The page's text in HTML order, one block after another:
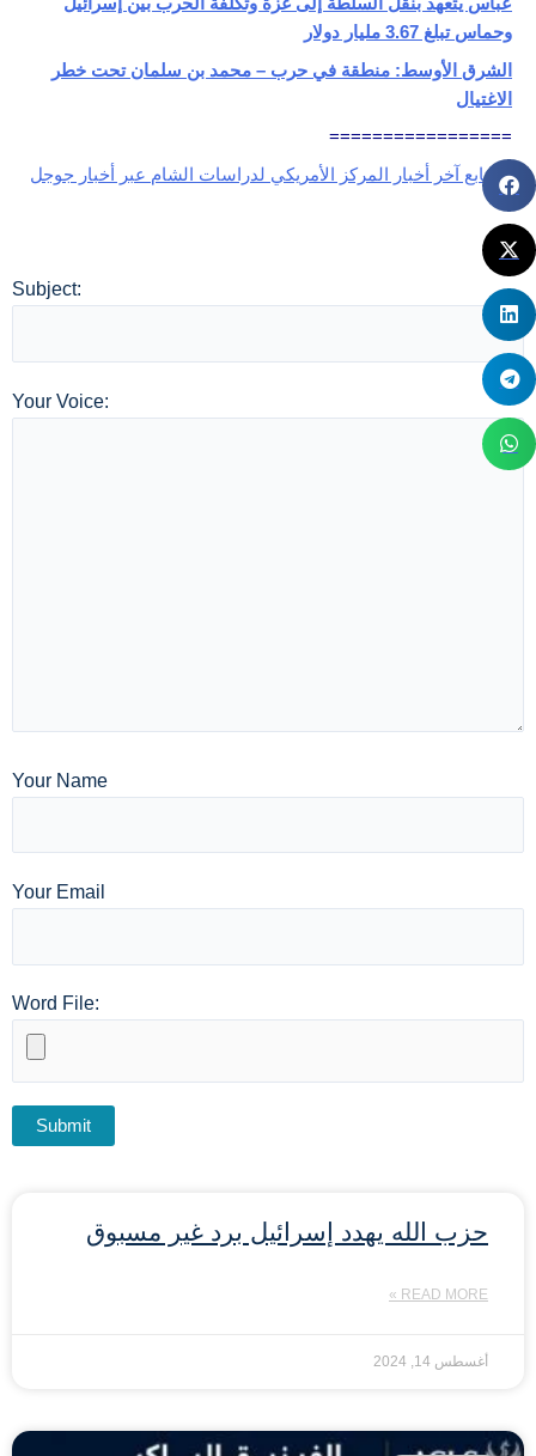
وحماس تبلغ 3.67 مليار دولار
الشرق الأوسط: منطقة في حرب – محمد بن سلمان تحت خطر
الاغتيال
=================
🔗تابع آخر أخبار المركز الأمريكي لدراسات الشام عبر أخبار جوجل
Subject:
Your Voice:
Your Name
Your Email
Word File:
حزب الله يهدد إسرائيل برد غير مسبوق
READ MORE »
أغسطس 14, 2024